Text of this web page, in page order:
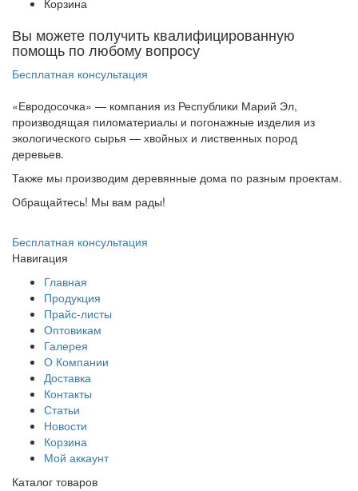
Корзина
Вы можете получить квалифицированную
помощь по любому вопросу
Бесплатная консультация
«Евродосочка» — компания из Республики Марий Эл,
производящая пиломатериалы и погонажные изделия из
экологического сырья — хвойных и лиственных пород
деревьев.
Также мы производим деревянные дома по разным проектам.
Обращайтесь! Мы вам рады!
Бесплатная консультация
Навигация
Главная
Продукция
Прайс-листы
Оптовикам
Галерея
О Компании
Доставка
Контакты
Статьи
Новости
Корзина
Мой аккаунт
Каталог товаров